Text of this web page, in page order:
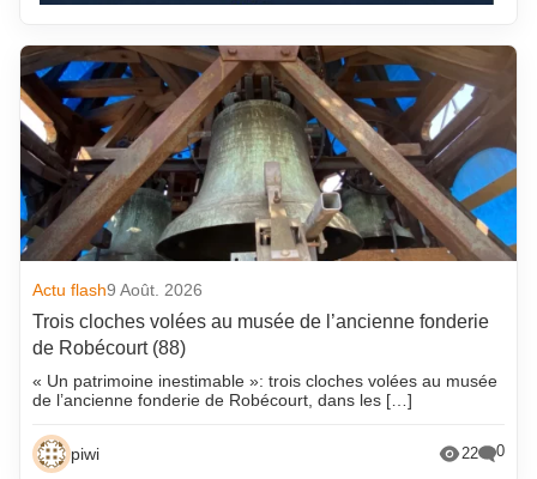
Actu flash9 Août. 2026
Trois cloches volées au musée de l’ancienne fonderie
de Robécourt (88)
« Un patrimoine inestimable »: trois cloches volées au musée
de l’ancienne fonderie de Robécourt, dans les […]
piwi 22 0